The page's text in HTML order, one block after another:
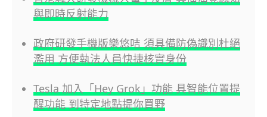
與即時反射能力
政府研發手機版樂悠咭 須具備防偽識別杜絕
濫用 方便執法人員快捷核實身份
Tesla 加入「Hey Grok」功能 具智能位置提
醒功能 到特定地點提你買野